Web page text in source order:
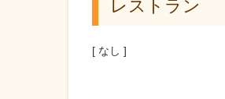
レストラン
[ なし ]